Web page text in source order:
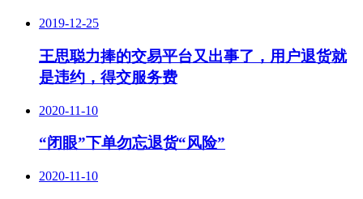
2019-12-25
王思聪力捧的交易平台又出事了，用户退货就
是违约，得交服务费
2020-11-10
“闭眼”下单勿忘退货“风险”
2020-11-10